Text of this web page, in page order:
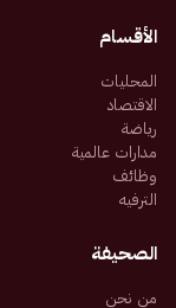
الأقسام
المحليات
الاقتصاد
رياضة
مدارات عالمية
وظائف
الترفيه
الصحيفة
من نحن